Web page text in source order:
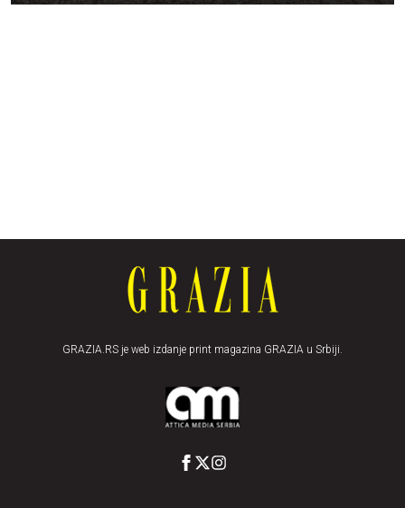
GRAZIA.RS je web izdanje print magazina GRAZIA u Srbiji.